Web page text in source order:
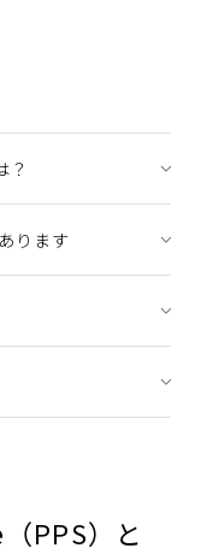
？
ります
PPS）と